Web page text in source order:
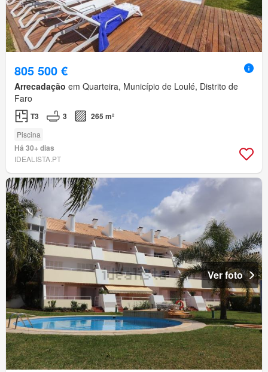
805 500 €
Arrecadação em Quarteira, Município de Loulé, Distrito de
Faro
T3 3 265 m²
Piscina
Há 30+ dias
IDEALISTA.PT
Ver foto